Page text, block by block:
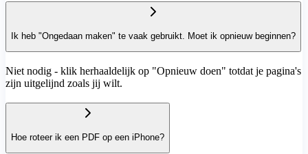
Ik heb "Ongedaan maken" te vaak gebruikt. Moet ik opnieuw beginnen?
Niet nodig - klik herhaaldelijk op "Opnieuw doen" totdat je pagina's
zijn uitgelijnd zoals jij wilt.
Hoe roteer ik een PDF op een iPhone?